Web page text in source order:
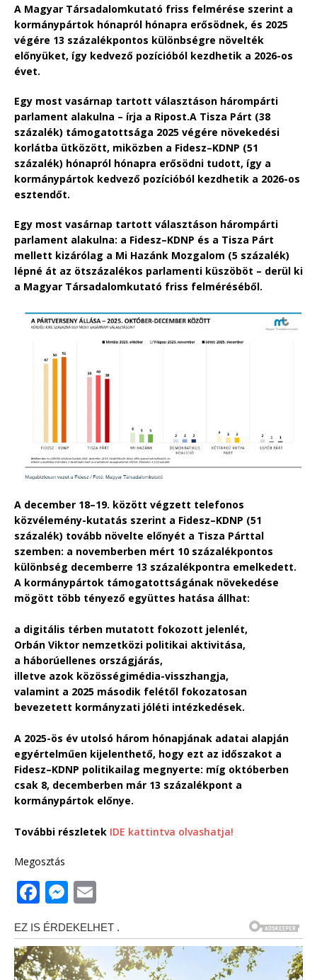
A Magyar Társadalomkutató friss felmérése szerint a
kormánypártok hónapról hónapra erősödnek, és 2025
végére 13 százalékpontos különbségre növelték
előnyüket, így kedvező pozícióból kezdhetik a 2026-os
évet.
Egy most vasárnap tartott választáson hárompárti
parlament alakulna – írja a Ripost.A Tisza Párt (38
százalék) támogatottsága 2025 végére növekedési
korlátba ütközött, miközben a Fidesz–KDNP (51
százalék) hónapról hónapra erősödni tudott, így a
kormánypártok kedvező pozícióból kezdhetik a 2026-os
esztendőt.
Egy most vasárnap tartott választáson hárompárti
parlament alakulna: a Fidesz–KDNP és a Tisza Párt
mellett kizárólag a Mi Hazánk Mozgalom (5 százalék)
lépné át az ötszázalékos parlamenti küszöböt – derül ki
a Magyar Társadalomkutató friss felméréséből.
A december 18–19. között végzett telefonos
közvélemény-kutatás szerint a Fidesz–KDNP (51
százalék) tovább növelte előnyét a Tisza Párttal
szemben: a novemberben mért 10 százalékpontos
különbség decemberre 13 százalékpontra emelkedett.
A kormánypártok támogatottságának növekedése
mögött több tényező együttes hatása állhat:
a digitális térben mutatott fokozott jelenlét,
Orbán Viktor nemzetközi politikai aktivitása,
a háborúellenes országjárás,
illetve azok közösségimédia-visszhangja,
valamint a 2025 második felétől fokozatosan
bevezetett kormányzati jóléti intézkedések.
A 2025-ös év utolsó három hónapjának adatai alapján
egyértelműen kijelenthető, hogy ezt az időszakot a
Fidesz–KDNP politikailag megnyerte: míg októberben
csak 8, decemberben már 13 százalékpont a
kormánypártok előnye.
További részletek IDE kattintva olvashatja!
Megosztás
F
a
c
e
M
ss
e
ai
l